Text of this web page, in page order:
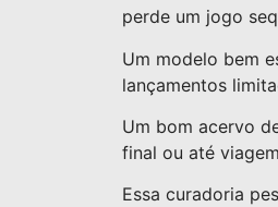
perde um jogo
Um modelo bem
lançamentos
Um bom acervo
final ou até
Essa curadoria